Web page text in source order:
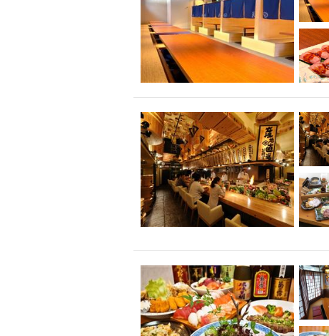
市立病院前駅周辺
綺麗orお洒落なトイレ
クラフトビール
鉄
秋限定